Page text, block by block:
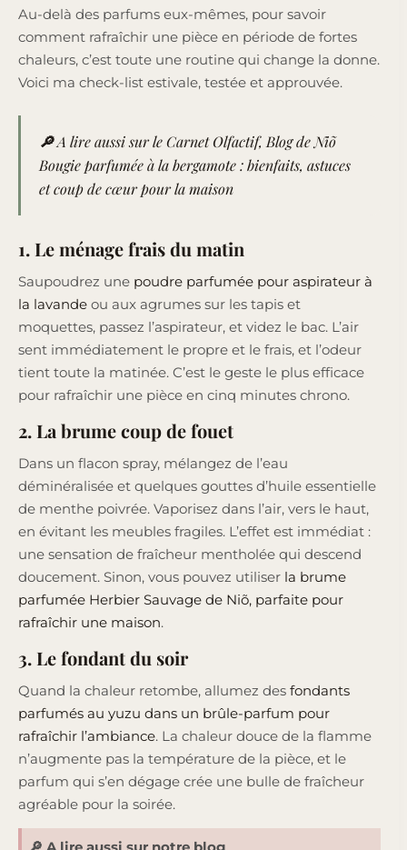
Au-delà des parfums eux-mêmes, pour savoir
comment rafraîchir une pièce en période de fortes
chaleurs, c’est toute une routine qui change la donne.
Voici ma check-list estivale, testée et approuvée.
🔎 A lire aussi sur le Carnet Olfactif, Blog de Niõ
Bougie parfumée à la bergamote : bienfaits, astuces
et coup de cœur pour la maison
1. Le ménage frais du matin
Saupoudrez une poudre parfumée pour aspirateur à
la lavande ou aux agrumes sur les tapis et
moquettes, passez l’aspirateur, et videz le bac. L’air
sent immédiatement le propre et le frais, et l’odeur
tient toute la matinée. C’est le geste le plus efficace
pour rafraîchir une pièce en cinq minutes chrono.
2. La brume coup de fouet
Dans un flacon spray, mélangez de l’eau
déminéralisée et quelques gouttes d’huile essentielle
de menthe poivrée. Vaporisez dans l’air, vers le haut,
en évitant les meubles fragiles. L’effet est immédiat :
une sensation de fraîcheur mentholée qui descend
doucement. Sinon, vous pouvez utiliser la brume
parfumée Herbier Sauvage de Niõ, parfaite pour
rafraîchir une maison.
3. Le fondant du soir
Quand la chaleur retombe, allumez des fondants
parfumés au yuzu dans un brûle-parfum pour
rafraîchir l’ambiance. La chaleur douce de la flamme
n’augmente pas la température de la pièce, et le
parfum qui s’en dégage crée une bulle de fraîcheur
agréable pour la soirée.